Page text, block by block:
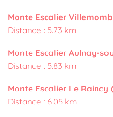
Monte Escalier
Distance : 5.73 km
Monte Escalier Aulnay-
Distance : 5.83 km
Monte Escalier Le Raincy
Distance : 6.05 km